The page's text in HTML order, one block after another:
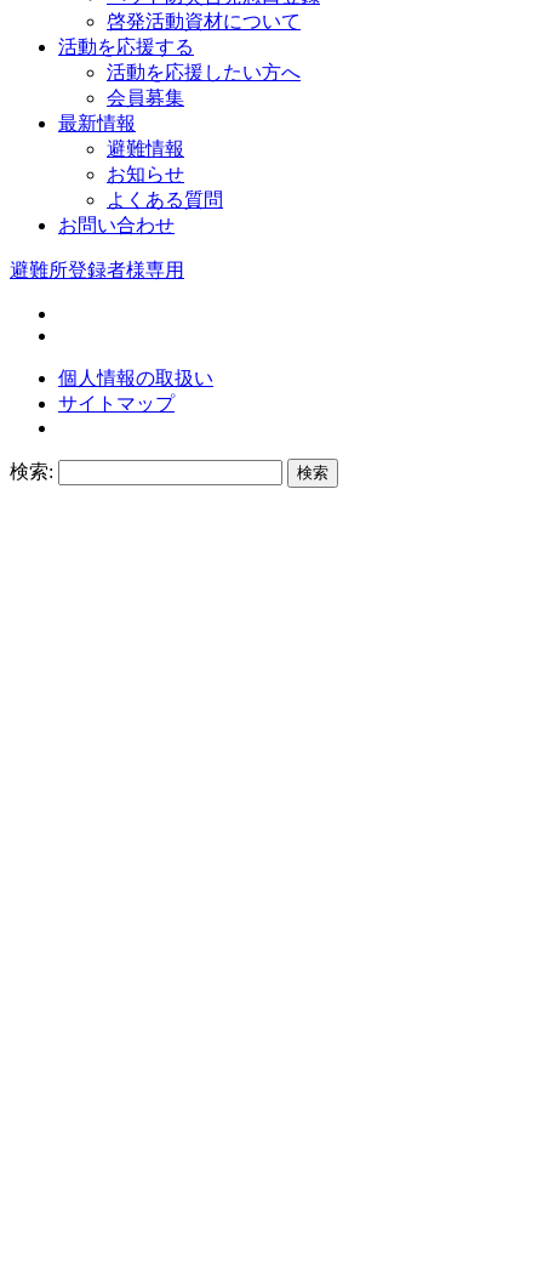
啓発活動資材について
活動を応援する
活動を応援したい方へ
会員募集
最新情報
避難情報
お知らせ
よくある質問
お問い合わせ
避難所登録者様専用
個人情報の取扱い
サイトマップ
検索: